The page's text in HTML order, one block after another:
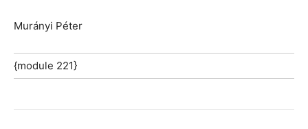
Murányi Péter
{module 221}